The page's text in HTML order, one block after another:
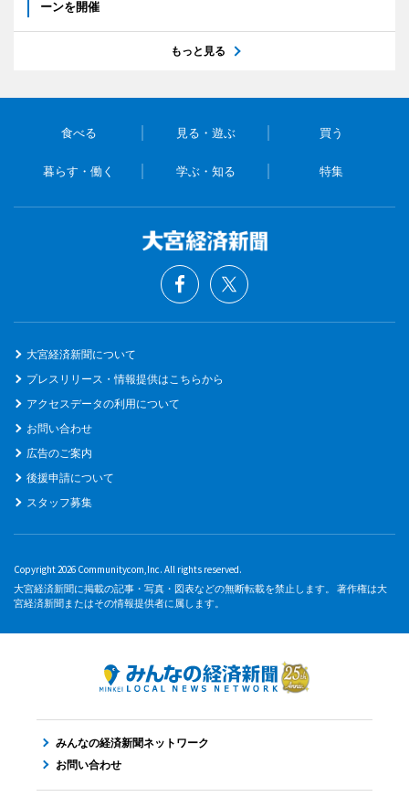
ーンを開催
もっと見る
食べる 見る・遊ぶ 買う
暮らす・働く 学ぶ・知る 特集
大宮経済新聞について
プレスリリース・情報提供はこちらから
アクセスデータの利用について
お問い合わせ
広告のご案内
後援申請について
スタッフ募集
Copyright 2026 Communitycom,Inc. All rights reserved.
大宮経済新聞に掲載の記事・写真・図表などの無断転載を禁止します。 著作権は大
宮経済新聞またはその情報提供者に属します。
みんなの経済新聞ネットワーク
お問い合わせ